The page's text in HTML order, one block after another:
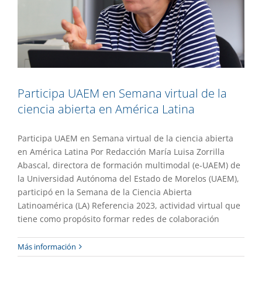
Participa UAEM en Semana virtual de la
ciencia abierta en América Latina
Participa UAEM en Semana virtual de la ciencia abierta
en América Latina Por Redacción María Luisa Zorrilla
Abascal, directora de formación multimodal (e-UAEM) de
la Universidad Autónoma del Estado de Morelos (UAEM),
participó en la Semana de la Ciencia Abierta
Latinoamérica (LA) Referencia 2023, actividad virtual que
tiene como propósito formar redes de colaboración
Más información
Genera UAEM vinculación entre
investigadores y productores rurales